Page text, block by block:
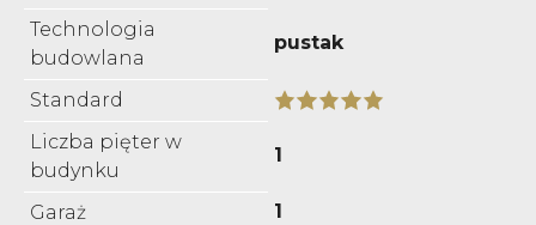
Technologia
budowlana
pustak
Standard
Liczba pięter w
budynku
1
Garaż 1